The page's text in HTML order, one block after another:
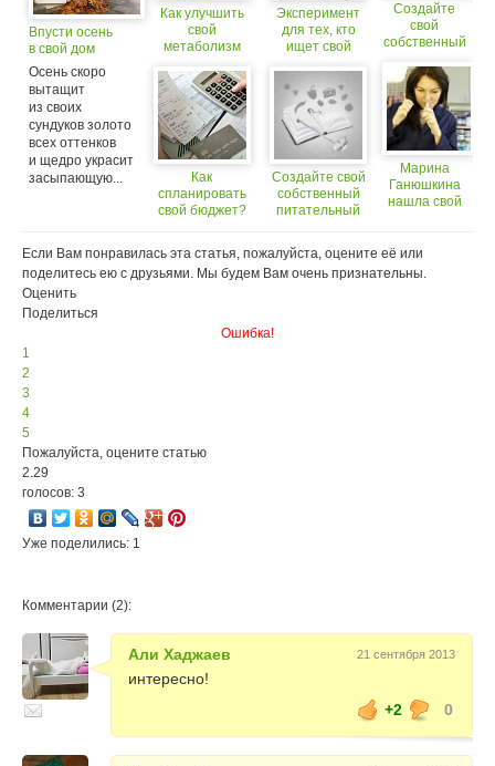
Впусти осень
в свой дом
Осень скоро
вытащит
из своих
сундуков золото
всех оттенков
и щедро украсит
засыпающую...
Как улучшить
свой
метаболизм
Как
спланировать
свой бюджет?
Эксперимент
для тех, кто
ищет свой
Создайте свой
собственный
питательный
Создайте
свой
собственный
батончик
Марина
Ганюшкина
нашла свой
Если Вам понравилась эта статья, пожалуйста, оцените её или
поделитесь ею с друзьями. Мы будем Вам очень признательны.
Оценить
Поделиться
Ошибка!
1
2
3
4
5
Пожалуйста, оцените статью
2.29
голосов: 3
Уже поделились: 1
Комментарии (2):
Али Хаджаев 21 сентября 2013
интересно!
+2
0